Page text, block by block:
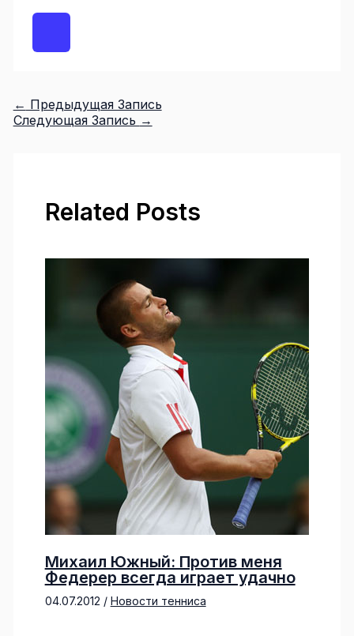
← Предыдущая Запись
Следующая Запись →
Related Posts
Михаил Южный: Против меня
Федерер всегда играет удачно
04.07.2012 / Новости тенниса